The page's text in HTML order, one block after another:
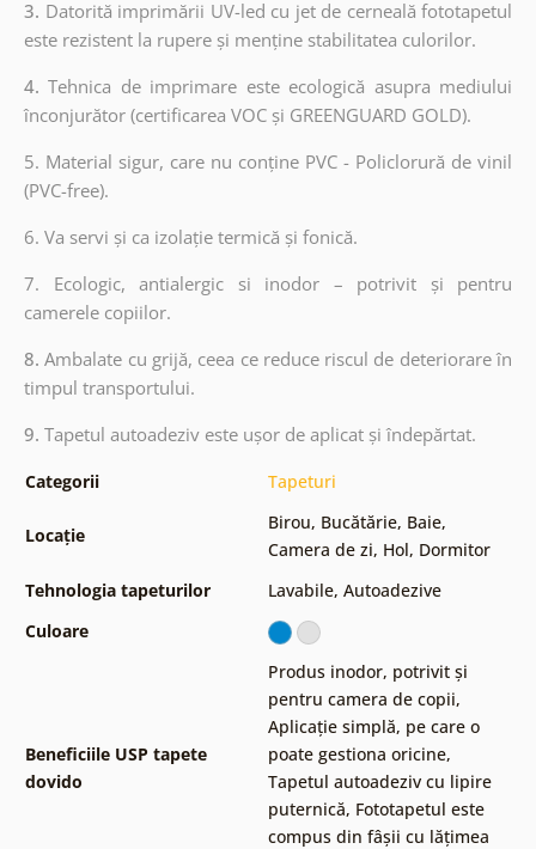
3. Datorită imprimării UV-led cu jet de cerneală fototapetul
este rezistent la rupere și menține stabilitatea culorilor.
4.Tehnica de imprimare este ecologică asupra mediului
înconjurător (certificarea VOC și GREENGUARD GOLD).
5. Material sigur, care nu conține PVC - Policlorură de vinil
(PVC-free).
6. Va servi și ca izolație termică și fonică.
7. Ecologic, antialergic si inodor – potrivit și pentru
camerele copiilor.
8.Ambalate cu grijă, ceea ce reduce riscul de deteriorare în
timpul transportului.
9. Tapetul autoadeziv este ușor de aplicat și îndepărtat.
Categorii Tapeturi
Locație
Birou, Bucătărie, Baie,
Camera de zi, Hol, Dormitor
Tehnologia tapeturilor
Lavabile, Autoadezive
Culoare
Beneficiile USP tapete
dovido
Produs inodor, potrivit și
pentru camera de copii,
Aplicație simplă, pe care o
poate gestiona oricine,
Tapetul autoadeziv cu lipire
puternică, Fototapetul este
compus din fâșii cu lățimea